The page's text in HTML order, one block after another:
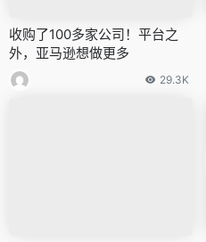
收购了100多家公司！平台之
外，亚马逊想做更多
29.3K